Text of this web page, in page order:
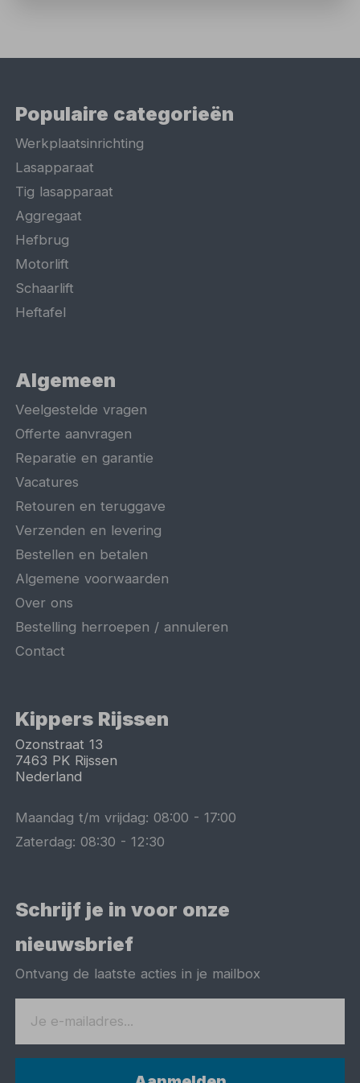
Populaire categorieën
Werkplaatsinrichting
Lasapparaat
Tig lasapparaat
Aggregaat
Hefbrug
Motorlift
Schaarlift
Heftafel
Algemeen
Veelgestelde vragen
Offerte aanvragen
Reparatie en garantie
Vacatures
Retouren en teruggave
Verzenden en levering
Bestellen en betalen
Algemene voorwaarden
Over ons
Bestelling herroepen / annuleren
Contact
Kippers Rijssen
Ozonstraat 13
7463 PK Rijssen
Nederland
Maandag t/m vrijdag:08:00 -17:00
Zaterdag:08:30 -12:30
Schrijf je in voor onze
nieuwsbrief
Ontvang de laatste acties in je mailbox